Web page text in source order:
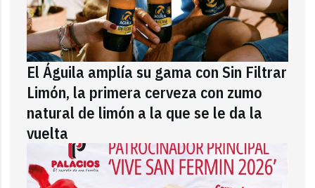
El Águila amplía su gama con Sin Filtrar
Limón, la primera cerveza con zumo
natural de limón a la que se le da la
vuelta